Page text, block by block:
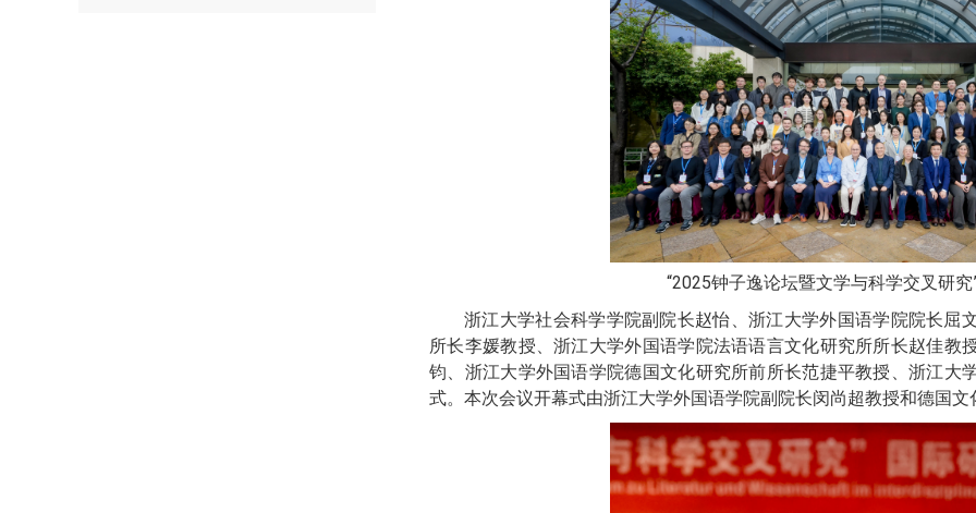
“2025钟子逸论坛暨文学与科学交叉研
浙江大学社会科学学院副院长赵怡、浙江大学外国语学院院长屈
所长李媛教授、浙江大学外国语学院法语语言文化研究所所长赵佳教
钧、浙江大学外国语学院德国文化研究所前所长范捷平教授、浙江大
式。本次会议开幕式由浙江大学外国语学院副院长闵尚超教授和德国